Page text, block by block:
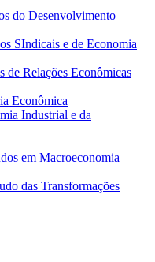
do Desenvolvimento
SIndicais e de Economia
de Relações Econômicas
Econômica
Industrial e da
em Macroeconomia
das Transformações